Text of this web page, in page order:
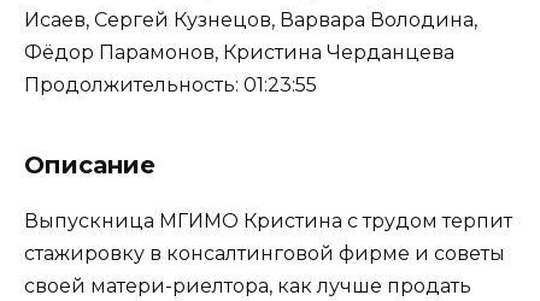
Исаев, Сергей Кузнецов, Варвара Володина,
Фёдор Парамонов, Кристина Черданцева
Продолжительность: 01:23:55
Описание
Выпускница МГИМО Кристина с трудом терпит
стажировку в консалтинговой фирме и советы
своей матери-риелтора, как лучше продать